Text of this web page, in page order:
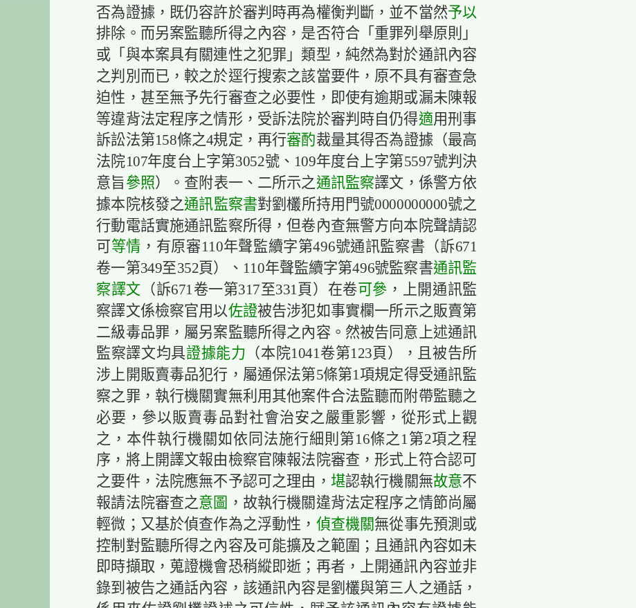
否為證據，既仍容許於審判時再為權衡判斷，並不當然予以
排除。而另案監聽所得之內容，是否符合「重罪列舉原則」
或「與本案具有關連性之犯罪」類型，純然為對於通訊內容
之判別而已，較之於逕行搜索之該當要件，原不具有審查急
迫性，甚至無予先行審查之必要性，即使有逾期或漏未陳報
等違背法定程序之情形，受訴法院於審判時自仍得適用刑事
訴訟法第158條之4規定，再行審酌裁量其得否為證據（最高
法院107年度台上字第3052號、109年度台上字第5597號判決
意旨參照）。查附表一、二所示之 通訊監察譯文，係警方依
據本院核發之通訊監察書對劉欉所持用門號0000000000號之
行動電話實施通訊監察所得，但卷內查無警方向本院聲請認
可 等情 ，有原審110年聲監續字第496號通訊監察書（訴671
卷一第349至352頁）、110年聲監續字第496號監察書通訊監
察譯文 （訴671卷一第317至331頁）在卷可參 ，上開通訊監
察譯文係檢察官用以佐證被告涉犯如事實欄一所示之販賣第
二級毒品罪，屬另案監聽所得之內容。然被告同意上述通訊
監察譯文均具證據能力
（本院1041卷第123頁），且被告所
涉上開販賣毒品犯行，屬通保法第5條第1項規定得受通訊監
察之罪，執行機關實無利用其他案件合法監聽而附帶監聽之
必要，參以販賣毒品對社會治安之嚴重影響，從形式上觀
之，本件執行機關如依同法施行細則第16條之1第2項之程
序，將上開譯文報由檢察官陳報法院審查，形式上符合認可
之要件，法院應無不予認可之理由， 堪認執行機關無故意不
報請法院審查之意圖 ，故執行機關違背法定程序之情節尚屬
輕微；又基於偵查作為之浮動性， 偵查機關無從事先預測或
控制對監聽所得之內容及可能擴及之範圍；且通訊內容如未
即時擷取，蒐證機會恐稍縱即逝；再者，上開通訊內容並非
錄到被告之通話內容，該通訊內容是劉欉與第三人之通話，